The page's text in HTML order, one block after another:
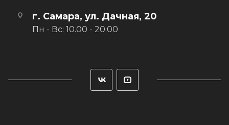
г. Самара, ул. Дачная, 20
Пн - Вс: 10.00 - 20.00